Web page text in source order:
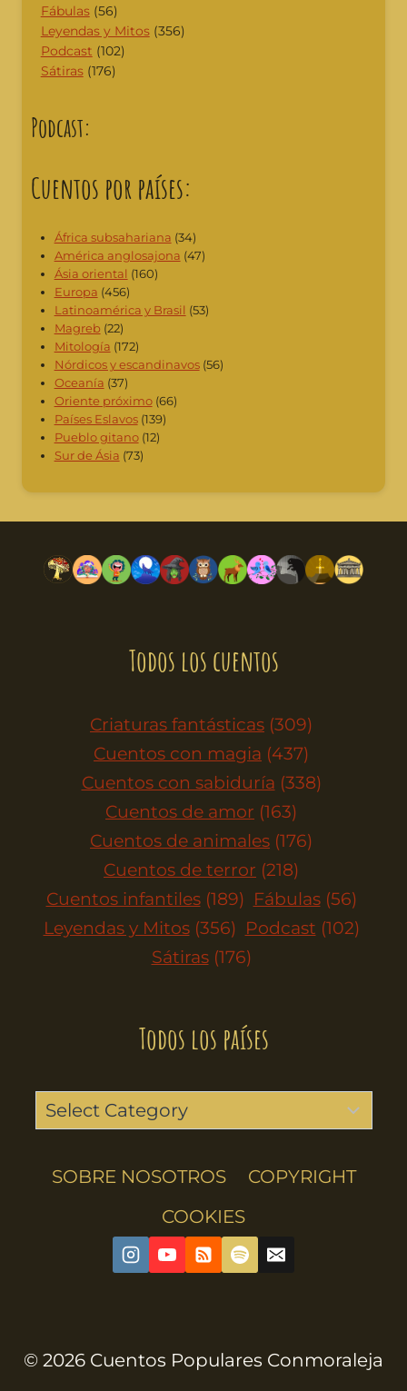
Fábulas(56)
Leyendas y Mitos(356)
Podcast (102)
Sátiras(176)
Podcast:
Cuentos por países:
África subsahariana (34)
América anglosajona (47)
Ásia oriental (160)
Europa (456)
Latinoamérica y Brasil (53)
Magreb (22)
Mitología (172)
Nórdicos y escandinavos(56)
Oceanía (37)
Oriente próximo(66)
Países Eslavos(139)
Pueblo gitano(12)
Sur de Ásia (73)
Todos los cuentos
Criaturas fantásticas (309)
Cuentos con magia (437)
Cuentos con sabiduría (338)
Cuentos de amor (163)
Cuentos de animales (176)
Cuentos de terror (218)
Cuentos infantiles (189) Fábulas (56)
Leyendas y Mitos (356) Podcast (102)
Sátiras (176)
Todos los países
SOBRE NOSOTROS
COPYRIGHT
COOKIES
© 2026 Cuentos Populares Conmoraleja